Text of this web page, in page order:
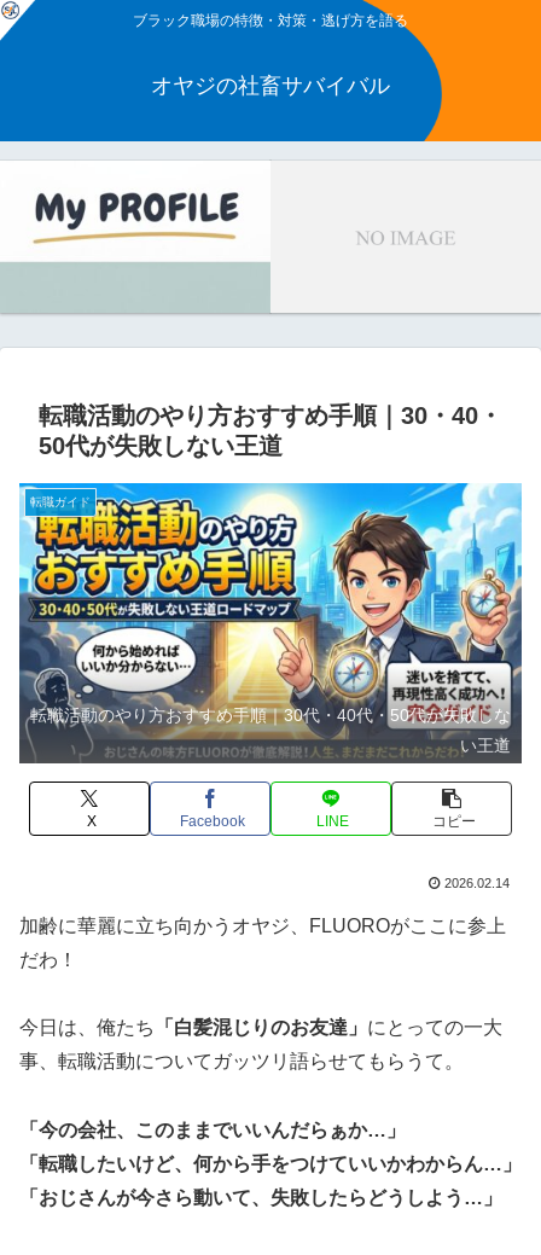
ブラック職場の特徴・対策・逃げ方を語る
オヤジの社畜サバイバル
転職活動のやり方おすすめ手順｜30・40・
50代が失敗しない王道
転職ガイド
転職活動のやり方おすすめ手順｜30代・40代・50代が失敗しな
い王道
X Facebook LINE コピー
2026.02.14
加齢に華麗に立ち向かうオヤジ、FLUOROがここに参上
だわ！
今日は、俺たち 「白髪混じりのお友達」 にとっての一大
事、転職活動についてガッツリ語らせてもらうて。
「今の会社、このままでいいんだらぁか…」
「転職したいけど、何から手をつけていいかわからん…」
「おじさんが今さら動いて、失敗したらどうしよう…」